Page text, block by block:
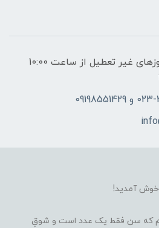
ساعات پاسخگویی: فقط روزهای غیر تعطیل از ساعت 10:00
خوش آمدید!
که سن فقط یک عدد است و شوقِ